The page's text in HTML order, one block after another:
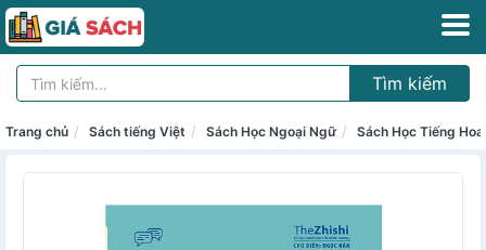
Tìm kiếm
Trang chủ Sách tiếng Việt Sách Học Ngoại Ngữ Sách Học Tiếng Hoa